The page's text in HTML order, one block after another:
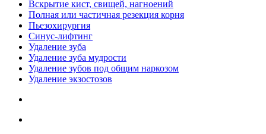
Вскрытие кист, свищей, нагноений
Полная или частичная резекция корня
Пьезохирургия
Синус-лифтинг
Удаление зуба
Удаление зуба мудрости
Удаление зубов под общим наркозом
Удаление экзостозов